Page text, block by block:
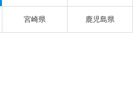
宮崎県 鹿児島県